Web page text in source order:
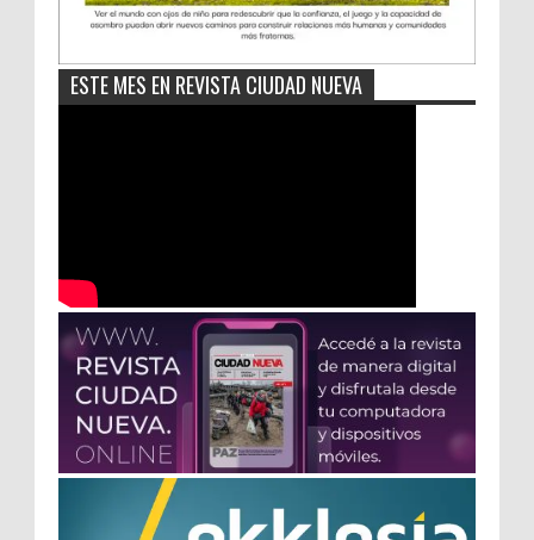
ESTE MES EN REVISTA CIUDAD NUEVA